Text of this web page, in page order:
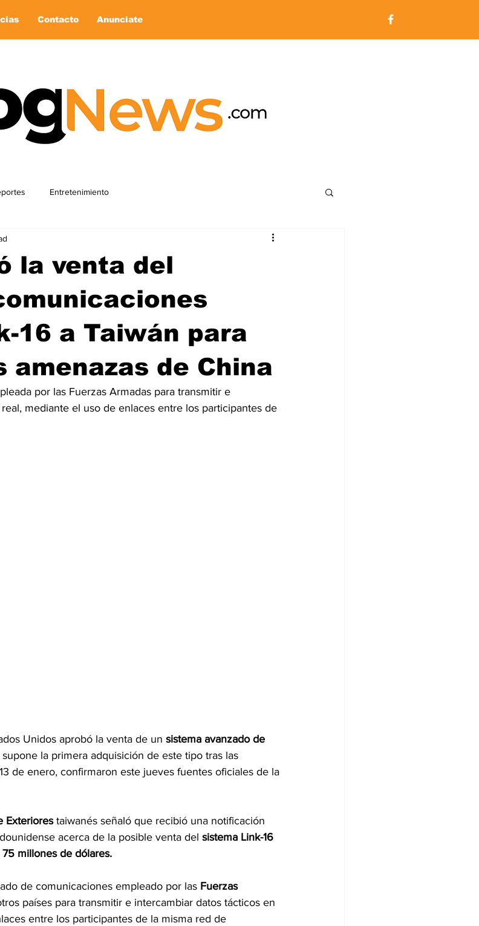
Contacto Anunciate
Entretenimiento
la venta del
16 a Taiwán para
amenazas de China
por las Fuerzas Armadas para transmitir e
mediante el uso de enlaces entre los participantes de
Unidos aprobó la venta de un sistema avanzado de
la primera adquisición de este tipo tras las
de enero, confirmaron este jueves fuentes oficiales de la
Exteriores taiwanés señaló que recibió una notificación
acerca de la posible venta del sistema Link-16
75 millones de dólares.
de comunicaciones empleado por las Fuerzas
países para transmitir e intercambiar datos tácticos en
entre los participantes de la misma red de